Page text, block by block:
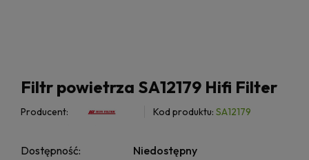
Filtr powietrza SA12179 Hifi Filter
Producent: Kod produktu: SA12179
Dostępność: Niedostępny